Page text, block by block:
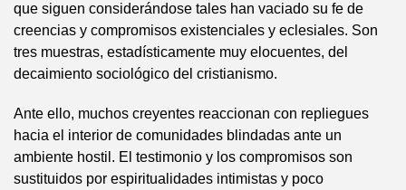
que siguen considerándose tales han vaciado su fe de
creencias y compromisos existenciales y eclesiales. Son
tres muestras, estadísticamente muy elocuentes, del
decaimiento sociológico del cristianismo.
Ante ello, muchos creyentes reaccionan con repliegues
hacia el interior de comunidades blindadas ante un
ambiente hostil. El testimonio y los compromisos son
sustituidos por espiritualidades intimistas y poco